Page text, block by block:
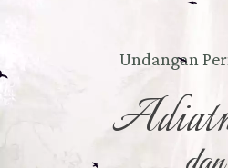
Undangan
The